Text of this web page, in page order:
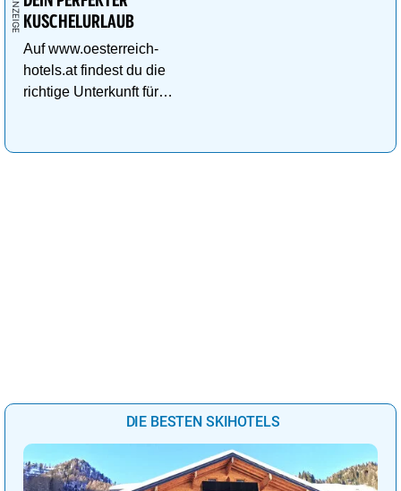
KUSCHELURLAUB
Auf www.oesterreich-
hotels.at findest du die
richtige Unterkunft für
DIE BESTEN SKIHOTELS